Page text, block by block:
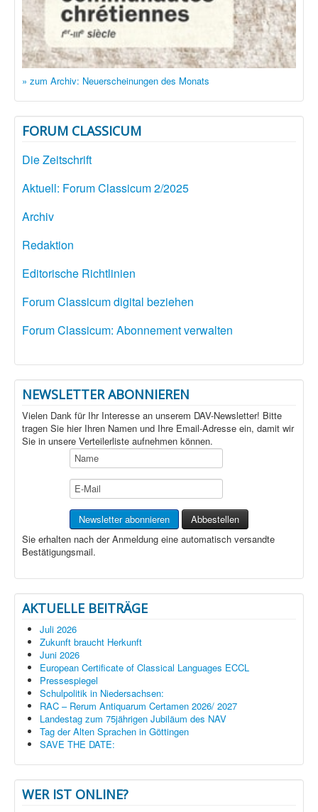
» zum Archiv: Neuerscheinungen des Monats
FORUM CLASSICUM
Die Zeitschrift
Aktuell: Forum Classicum 2/2025
Archiv
Redaktion
Editorische Richtlinien
Forum Classicum digital beziehen
Forum Classicum: Abonnement verwalten
NEWSLETTER ABONNIEREN
Vielen Dank für Ihr Interesse an unserem DAV-Newsletter! Bitte
tragen Sie hier Ihren Namen und Ihre Email-Adresse ein, damit wir
Sie in unsere Verteilerliste aufnehmen können.
Sie erhalten nach der Anmeldung eine automatisch versandte
Bestätigungsmail.
AKTUELLE BEITRÄGE
Juli 2026
Zukunft braucht Herkunft
Juni 2026
European Certificate of Classical Languages ECCL
Pressespiegel
Schulpolitik in Niedersachsen:
RAC – Rerum Antiquarum Certamen 2026/ 2027
Landestag zum 75jährigen Jubiläum des NAV
Tag der Alten Sprachen in Göttingen
SAVE THE DATE:
WER IST ONLINE?